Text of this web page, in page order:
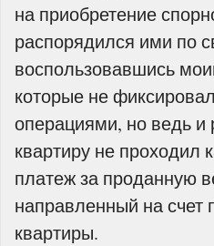
на приобретение
распорядился ими по
воспользовавшись
которые не
операциями, но ведь и
квартиру не проходил
платеж за проданную
направленный на счет
квартиры.